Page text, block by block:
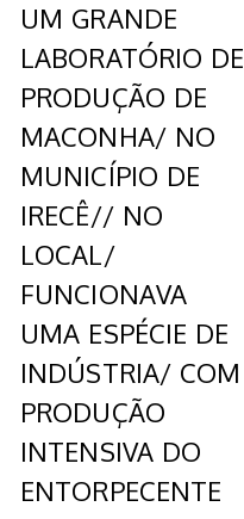
UM GRANDE
LABORATÓRIO DE
PRODUÇÃO DE
MACONHA/ NO
MUNICÍPIO DE
IRECÊ// NO
LOCAL/
FUNCIONAVA
UMA ESPÉCIE DE
INDÚSTRIA/ COM
PRODUÇÃO
INTENSIVA DO
ENTORPECENTE